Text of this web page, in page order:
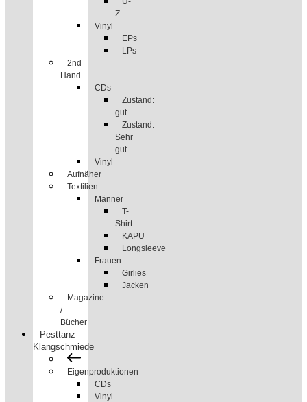
Z
Vinyl
EPs
LPs
2nd
Hand
CDs
Zustand:
gut
Zustand:
Sehr
gut
Vinyl
Aufnäher
Textilien
Männer
T-
Shirt
KAPU
Longsleeve
Frauen
Girlies
Jacken
Magazine
/
Bücher
Pesttanz
Klangschmiede
Eigenproduktionen
CDs
Vinyl